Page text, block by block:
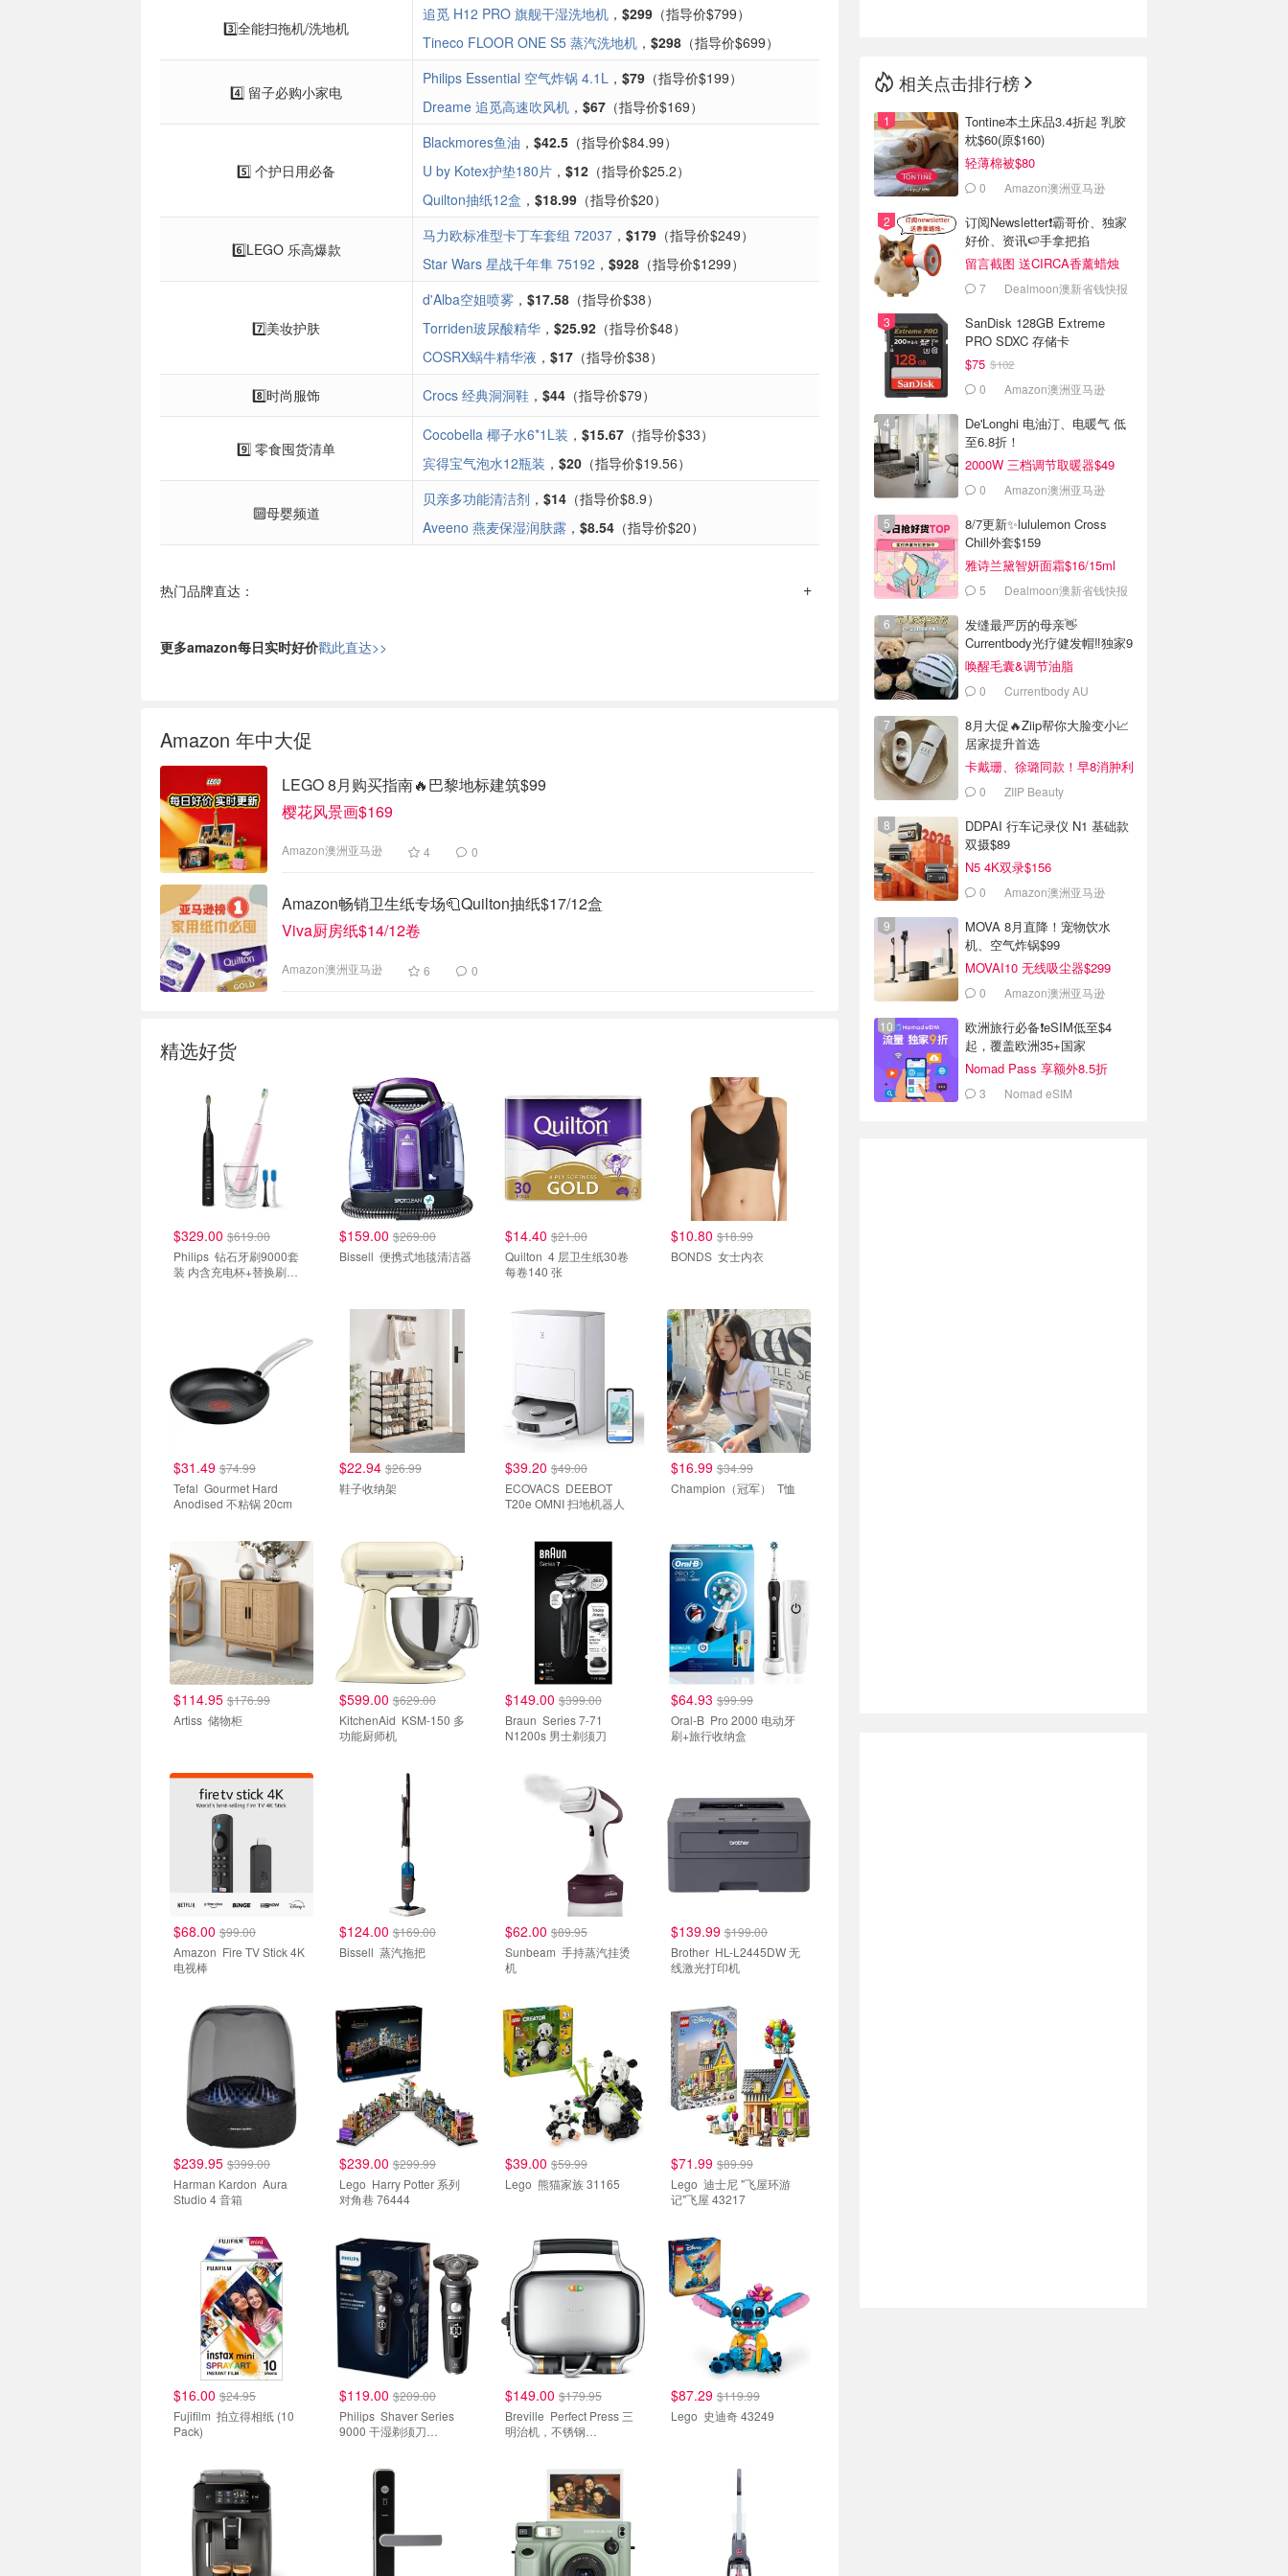
3️⃣全能扫拖机/洗地机
追觅 H12 PRO 旗舰干湿洗地机 ， $299 （指导价$799）
Tineco FLOOR ONE S5 蒸汽洗地机 ， $298 （指导价$699）
4️⃣ 留子必购小家电
Philips Essential 空气炸锅 4.1L ， $79 （指导价$199）
Dreame 追觅高速吹风机 ， $67 （指导价$169）
5️⃣ 个护日用必备
Blackmores鱼油 ， $42.5 （指导价$84.99）
U by Kotex护垫180片 ， $12 （指导价$25.2）
Quilton抽纸12盒 ， $18.99 （指导价$20）
6️⃣LEGO 乐高爆款
马力欧标准型卡丁车套组 72037 ， $179 （指导价$249）
Star Wars 星战千年隼 75192 ， $928 （指导价$1299）
7️⃣美妆护肤
d'Alba空姐喷雾 ， $17.58 （指导价$38）
Torriden玻尿酸精华 ， $25.92 （指导价$48）
COSRX蜗牛精华液 ， $17 （指导价$38）
8️⃣时尚服饰
Crocs 经典洞洞鞋 ， $44 （指导价$79）
9️⃣ 零食囤货清单
Cocobella 椰子水6*1L装 ， $15.67 （指导价$33）
宾得宝气泡水12瓶装 ， $20 （指导价$19.56）
🔟母婴频道
贝亲多功能清洁剂 ， $14 （指导价$8.9）
Aveeno 燕麦保湿润肤露 ， $8.54 （指导价$20）
热门品牌直达：
更多amazon每日实时好价戳此直达>>
Amazon 年中大促
Amazon 年中大促
LEGO 8月购买指南🔥巴黎地标建筑$99
樱花风景画$169
Amazon澳洲亚马逊 4 0
Amazon畅销卫生纸专场🧻Quilton抽纸$17/12盒
Viva厨房纸$14/12卷
Amazon澳洲亚马逊 6 0
精选好货
$329.00 $619.00
Philips 钻石牙刷9000套
装 内含充电杯+替换刷头
$159.00 $269.00
Bissell 便携式地毯清洁器
$14.40 $21.00
Quilton 4 层卫生纸30卷
每卷140 张
$10.80 $18.99
BONDS 女士内衣
$31.49 $74.99
Tefal Gourmet Hard
Anodised 不粘锅 20cm
$22.94 $26.99
鞋子收纳架
$39.20 $49.00
ECOVACS DEEBOT
T20e OMNI 扫地机器人
$16.99 $34.99
Champion（冠军） T恤
$114.95 $176.99
Artiss 储物柜
$599.00 $629.00
KitchenAid KSM-150 多
功能厨师机
$149.00 $399.00
Braun Series 7-71
N1200s 男士剃须刀
$64.93 $99.99
Oral-B Pro 2000 电动牙
刷+旅行收纳盒
$68.00 $99.00
Amazon Fire TV Stick 4K
电视棒
$124.00 $169.00
Bissell 蒸汽拖把
$62.00 $89.95
Sunbeam 手持蒸汽挂烫
机
$139.99 $199.00
Brother HL-L2445DW 无
线激光打印机
$239.95 $399.00
Harman Kardon Aura
Studio 4 音箱
$239.00 $299.99
Lego Harry Potter 系列
对角巷 76444
$39.00 $59.99
Lego 熊猫家族 31165
$71.99 $89.99
Lego 迪士尼 "飞屋环游
记"飞屋 43217
$16.00 $24.95
Fujifilm 拍立得相纸 (10
Pack)
$119.00 $209.00
Philips Shaver Series
9000 干湿剃须刀
$149.00 $179.95
Breville Perfect Press 三
明治机，不锈钢
$87.29 $119.99
Lego 史迪奇 43249
相关点击排行榜
Tontine本土床品3.4折起 乳胶
枕$60(原$160)
轻薄棉被$80
0 Amazon澳洲亚马逊
订阅Newsletter❗霸哥价、独家
好价、资讯🍉手拿把掐
留言截图 送CIRCA香薰蜡烛
7 Dealmoon澳新省钱快报
SanDisk 128GB Extreme
PRO SDXC 存储卡
$75 $102
0 Amazon澳洲亚马逊
De'Longhi 电油汀、电暖气 低
至6.8折！
2000W 三档调节取暖器$49
0 Amazon澳洲亚马逊
8/7更新✨lululemon Cross
Chill外套$159
雅诗兰黛智妍面霜$16/15ml
5 Dealmoon澳新省钱快报
发缝最严厉的母亲👋
Currentbody光疗健发帽‼️独家9
折
唤醒毛囊&调节油脂
0 Currentbody AU
8月大促🔥Ziip帮你大脸变小📈
居家提升首选
卡戴珊、徐璐同款！早8消肿利
器 0 ZIIP Beauty
DDPAI 行车记录仪 N1 基础款
双摄$89
N5 4K双录$156
0 Amazon澳洲亚马逊
MOVA 8月直降！宠物饮水
机、空气炸锅$99
MOVAI10 无线吸尘器$299
0 Amazon澳洲亚马逊
欧洲旅行必备❗eSIM低至$4
起，覆盖欧洲35+国家
Nomad Pass 享额外8.5折
3 Nomad eSIM